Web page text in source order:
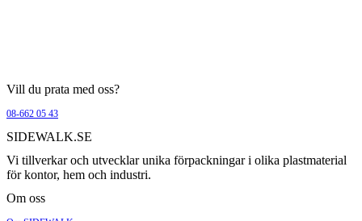
Vill du prata med oss?
08-662 05 43
SIDEWALK.SE
Vi tillverkar och utvecklar unika förpackningar i olika plastmaterial
för kontor, hem och industri.
Om oss